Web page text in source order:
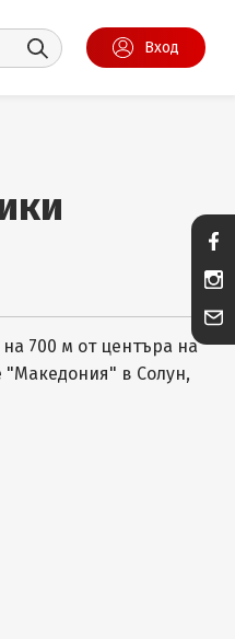
Вход
700 м от центъра на
в Солун,